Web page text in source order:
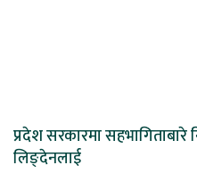
प्रदेश सरकारमा सहभागिताबारे
लिङ्देनलाई